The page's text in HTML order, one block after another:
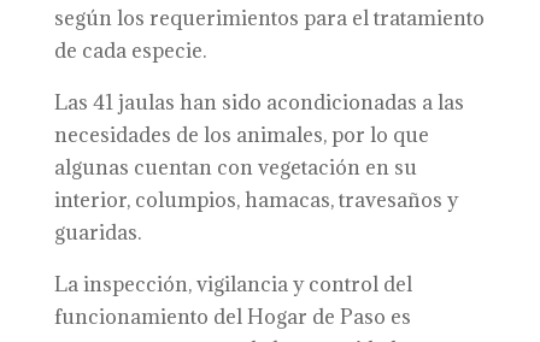
según los requerimientos para el tratamiento
de cada especie.
Las 41 jaulas han sido acondicionadas a las
necesidades de los animales, por lo que
algunas cuentan con vegetación en su
interior, columpios, hamacas, travesaños y
guaridas.
La inspección, vigilancia y control del
funcionamiento del Hogar de Paso es